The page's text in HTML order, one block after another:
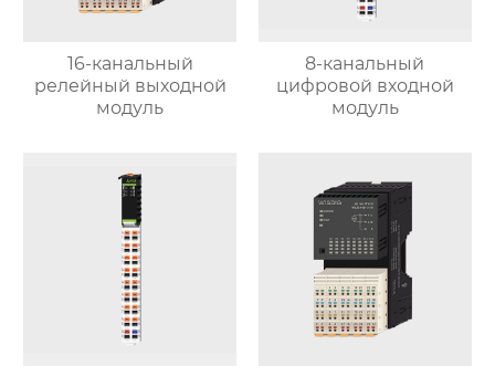
16-канальный
релейный выходной
модуль
8-канальный
цифровой входной
модуль